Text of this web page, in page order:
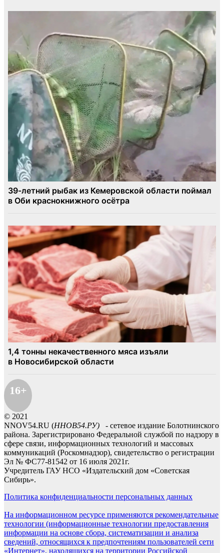
16+
© 2021
NNOV54.RU (ННОВ54.РУ) - сетевое издание Болотнинского
района. Зарегистрировано Федеральной службой по надзору в
сфере связи, информационных технологий и массовых
коммуникаций (Роскомнадзор), свидетельство о регистрации
Эл № ФС77-81542 от 16 июля 2021г.
Учредитель ГАУ НСО «Издательский дом «Советская
Сибирь».
Политика конфиденциальности персональных данных
На информационном ресурсе применяются рекомендательные
технологии (информационные технологии предоставления
информации на основе сбора, систематизации и анализа
сведений, относящихся к предпочтениям пользователей сети
«Интернет», находящихся на территории Российской